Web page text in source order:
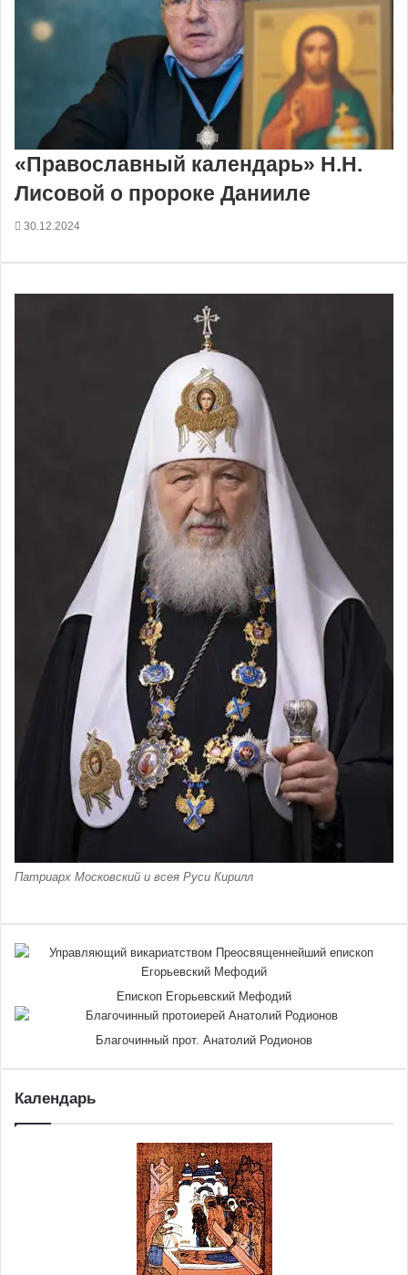
«Православный календарь» Н.Н.
Лисовой о пророке Данииле
30.12.2024
Патриарх Московский и всея Руси Кирилл
Епископ Егорьевский Мефодий
Благочинный прот. Анатолий Родионов
Календарь